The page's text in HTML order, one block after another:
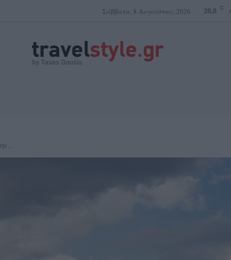
Σάββατο, 8 Αυγούστου, 2026 28.8 C